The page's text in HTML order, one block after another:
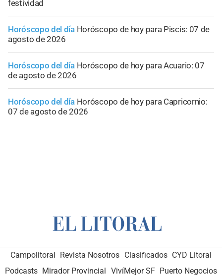
festividad
Horóscopo del día Horóscopo de hoy para Piscis: 07 de
agosto de 2026
Horóscopo del día Horóscopo de hoy para Acuario: 07
de agosto de 2026
Horóscopo del día Horóscopo de hoy para Capricornio:
07 de agosto de 2026
Campolitoral Revista Nosotros Clasificados CYD Litoral
Podcasts Mirador Provincial VivíMejor SF Puerto Negocios